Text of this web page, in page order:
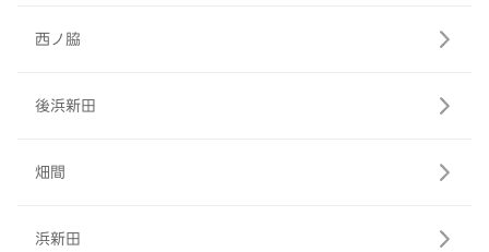
西ノ脇
後浜新田
畑間
浜新田